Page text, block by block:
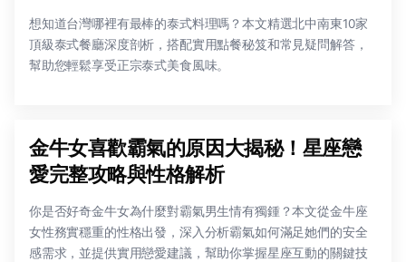
想知道台灣哪裡有最棒的泰式料理嗎？本文精選北中南東10家
頂級泰式餐廳深度剖析，搭配實用點餐秘笈和常見疑問解答，
幫助您輕鬆享受正宗泰式美食風味。
金牛女喜歡霸氣的原因大揭秘！星座戀
愛完整攻略與性格解析
你是否好奇金牛女為什麼對霸氣男生情有獨鍾？本文從金牛座
女性務實穩重的性格出發，深入分析霸氣如何滿足她們的安全
感需求，並提供實用戀愛建議，幫助你掌握星座互動的關鍵技